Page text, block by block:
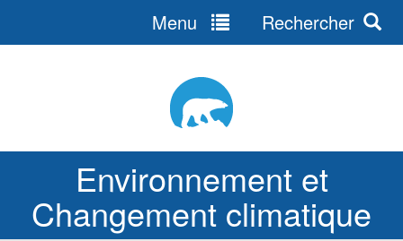
Environnement et
Changement climatique
Menu Rechercher